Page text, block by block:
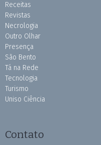
Receitas
Revistas
Necrologia
Outro Olhar
Presença
São Bento
Tá na Rede
Tecnologia
Turismo
Uniso Ciência
Contato